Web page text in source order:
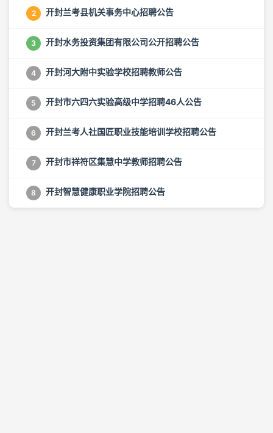
2 开封兰考县机关事务中心招聘公告
3 开封水务投资集团有限公司公开招聘公告
4 开封河大附中实验学校招聘教师公告
5 开封市六四六实验高级中学招聘46人公告
6 开封兰考人社国匠职业技能培训学校招聘公告
7 开封市祥符区集慧中学教师招聘公告
8 开封智慧健康职业学院招聘公告